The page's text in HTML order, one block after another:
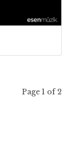
Page 1 of 2